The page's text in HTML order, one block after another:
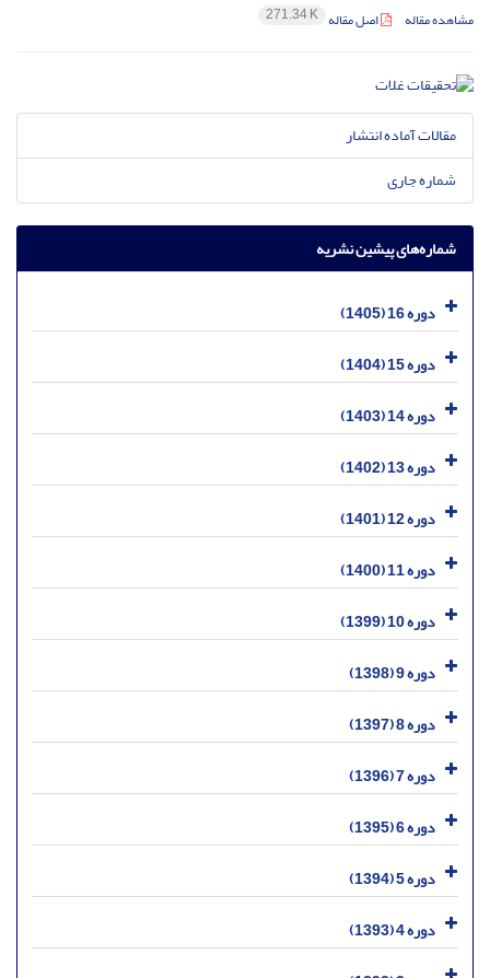
مشاهده مقاله اصل مقاله 271.34 K
مقالات آماده انتشار
شماره جاری
شماره‌های پیشین نشریه
دوره 16 (1405)
دوره 15 (1404)
دوره 14 (1403)
دوره 13 (1402)
دوره 12 (1401)
دوره 11 (1400)
دوره 10 (1399)
دوره 9 (1398)
دوره 8 (1397)
دوره 7 (1396)
دوره 6 (1395)
دوره 5 (1394)
دوره 4 (1393)